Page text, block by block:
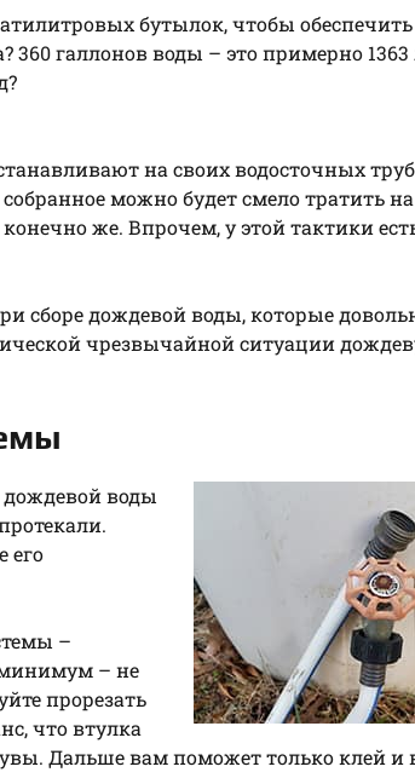
бутылок, чтобы
360 галлонов воды – это примерно
на своих водосточных
можно будет смело тратить
же. Впрочем, у этой тактики
сборе дождевой воды, которые
чрезвычайной ситуации
воды
его
–
минимум – не
прорезать
что втулка
Дальше вам поможет только клей и